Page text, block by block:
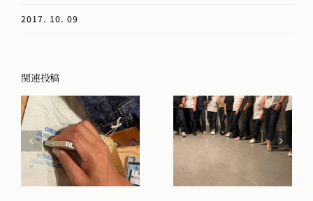
2017. 10. 09
関連投稿